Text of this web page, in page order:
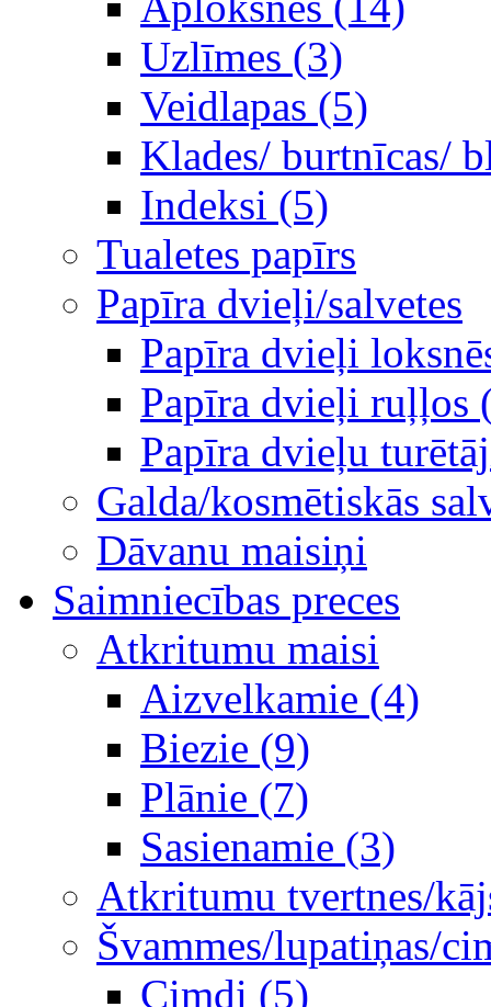
Uzlīmes (3)
Veidlapas (5)
Klades/ burtnīcas/
Indeksi (5)
Tualetes papīrs
Papīra dvieļi/salvetes
Papīra dvieļi
Papīra dvieļi ruļļos
Papīra dvieļu
Galda/kosmētiskās
Dāvanu maisiņi
Saimniecības preces
Atkritumu maisi
Aizvelkamie (4)
Biezie (9)
Plānie (7)
Sasienamie (3)
Atkritumu tvertnes/
Švammes/lupatiņas/
Cimdi (5)